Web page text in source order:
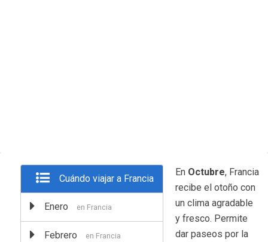
Cuándo viajar a Francia
Enero en Francia
Febrero en Francia
En Octubre, Francia
recibe el otoño con
un clima agradable
y fresco. Permite
dar paseos por la